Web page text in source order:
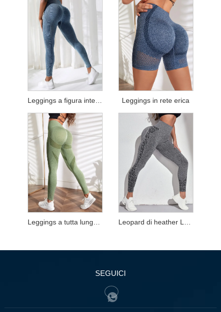
Leggings a figura intera in tessuto jacquard Leggings in rete erica
Leggings a tutta lunghezza in rete melange Leopard di heather Leopard Fulf Long Leggings
SEGUICI